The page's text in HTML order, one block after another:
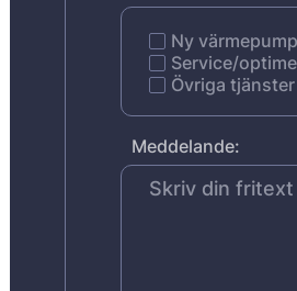
Ny värmepump
Service/
Övriga tjänster
Meddelande: